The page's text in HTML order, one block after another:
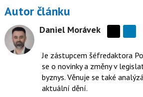
Autor článku
Daniel Morávek
síti
X
Je zástupcem šéfredaktora
se o novinky a změny v
byznys. Věnuje se také
aktuální dění.